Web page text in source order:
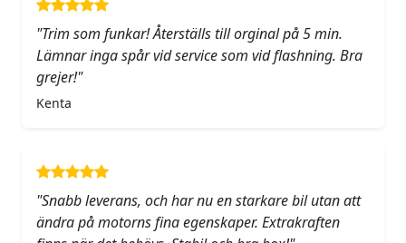
"Trim som funkar! Återställs till orginal på 5 min.
Lämnar inga spår vid service som vid flashning. Bra
grejer!"
Kenta
"Snabb leverans, och har nu en starkare bil utan att
ändra på motorns fina egenskaper. Extrakraften